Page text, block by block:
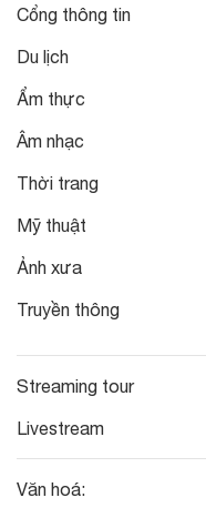
Cổng thông tin
Du lịch
Ẩm thực
Âm nhạc
Thời trang
Mỹ thuật
Ảnh xưa
Truyền thông
Streaming tour
Livestream
Văn hoá: